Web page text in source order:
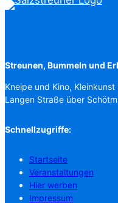
Streunen, Bummeln und
Kneipe und Kino,
Langen Straße über
Schnellzugriffe:
Startseite
Veranstaltungen
Hier werben
Impressum